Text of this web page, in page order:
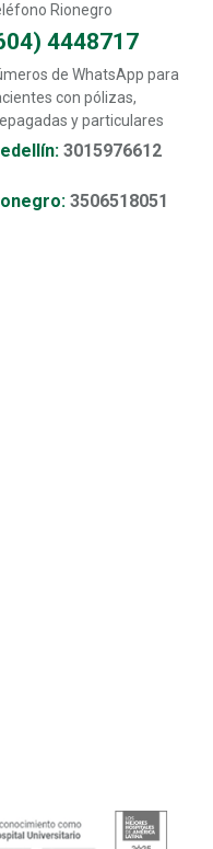
Rionegro
4448717
de WhatsApp para
con pólizas,
y particulares
3015976612
3506518051